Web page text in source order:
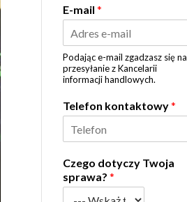
E-mail*
Podając e-mail zgadzasz się na
przesyłanie z Kancelarii
informacji handlowych.
Telefon kontaktowy*
Czego dotyczy Twoja
sprawa?*